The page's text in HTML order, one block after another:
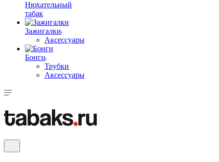
Нюхательный
табак
Зажигалки
Аксессуары
Бонги
Трубки
Аксессуары